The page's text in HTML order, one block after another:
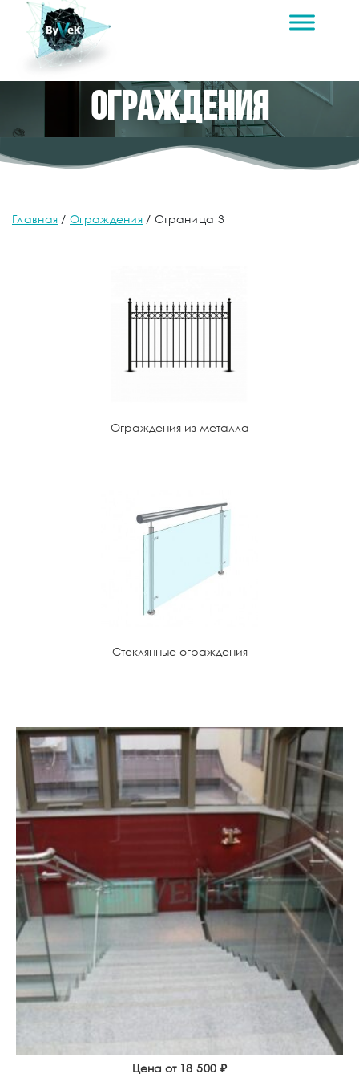
Ограждения
Главная /Ограждения / Страница 3
Ограждения из металла
Стеклянные ограждения
Цена от 18 500 ₽